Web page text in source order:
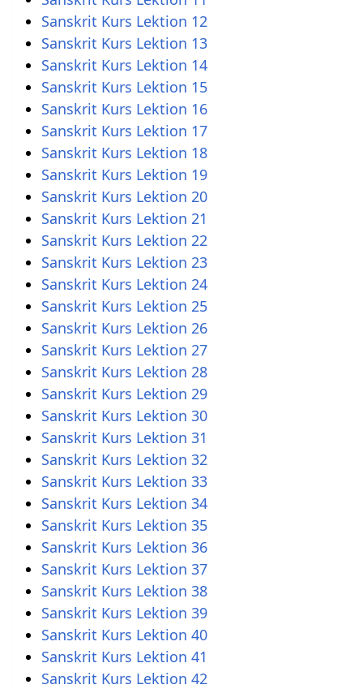
Sanskrit Kurs Lektion 12
Sanskrit Kurs Lektion 13
Sanskrit Kurs Lektion 14
Sanskrit Kurs Lektion 15
Sanskrit Kurs Lektion 16
Sanskrit Kurs Lektion 17
Sanskrit Kurs Lektion 18
Sanskrit Kurs Lektion 19
Sanskrit Kurs Lektion 20
Sanskrit Kurs Lektion 21
Sanskrit Kurs Lektion 22
Sanskrit Kurs Lektion 23
Sanskrit Kurs Lektion 24
Sanskrit Kurs Lektion 25
Sanskrit Kurs Lektion 26
Sanskrit Kurs Lektion 27
Sanskrit Kurs Lektion 28
Sanskrit Kurs Lektion 29
Sanskrit Kurs Lektion 30
Sanskrit Kurs Lektion 31
Sanskrit Kurs Lektion 32
Sanskrit Kurs Lektion 33
Sanskrit Kurs Lektion 34
Sanskrit Kurs Lektion 35
Sanskrit Kurs Lektion 36
Sanskrit Kurs Lektion 37
Sanskrit Kurs Lektion 38
Sanskrit Kurs Lektion 39
Sanskrit Kurs Lektion 40
Sanskrit Kurs Lektion 41
Sanskrit Kurs Lektion 42